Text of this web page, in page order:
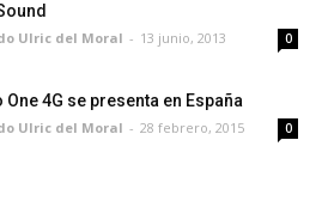
Ulric del Moral - 13 junio, 2013 0
One 4G se presenta en España
Ulric del Moral - 28 febrero, 2015 0